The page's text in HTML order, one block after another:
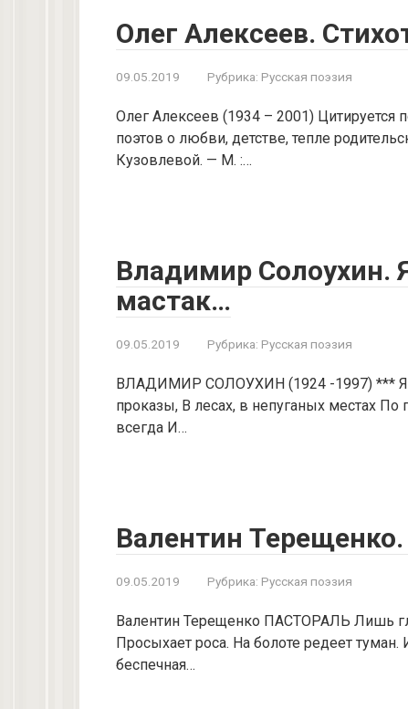
Олег Алексеев.
09.05.2019 Рубрика: Русская поэзия
Олег Алексеев (1934 – 2001) Цитируется
поэтов о любви, детстве, тепле
Кузовлевой. — М. :…
Владимир Солоухин.
мастак…
09.05.2019 Рубрика: Русская поэзия
ВЛАДИМИР СОЛОУХИН (1924 -1997) *** Я
проказы, В лесах, в непуганых местах По
всегда И…
Валентин
09.05.2019 Рубрика: Русская поэзия
Валентин Терещенко ПАСТОРАЛЬ Лишь
Просыхает роса. На болоте редеет
беспечная…